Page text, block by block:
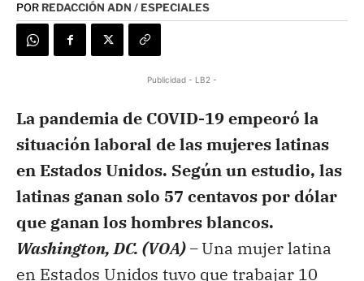
POR REDACCIÓN ADN / ESPECIALES
Publicidad - LB2 -
La pandemia de COVID-19 empeoró la
situación laboral de las mujeres latinas
en Estados Unidos. Según un estudio, las
latinas ganan solo 57 centavos por dólar
que ganan los hombres blancos.
Washington, DC. (VOA) –Una mujer latina
en Estados Unidos tuvo que trabajar 10